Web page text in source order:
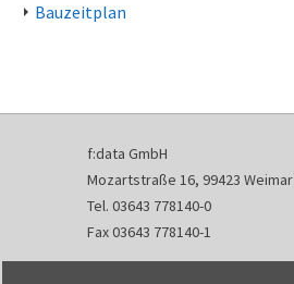
Bauzeitplan
f:data GmbH
Mozartstraße 16, 99423 Weimar
Tel. 03643 778140-0
Fax 03643 778140-1
info@fdata.de